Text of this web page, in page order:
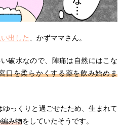
出した 、かずママさん。
破水なので、陣痛は自然にはこな
口を柔らかくする薬を飲み始めま
っくりと過ごせたため、生まれて
み物をしていたそうです。